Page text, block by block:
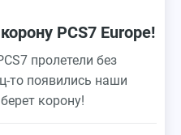
PCS7 Europe!
пролетели без
то появились наши
корону!